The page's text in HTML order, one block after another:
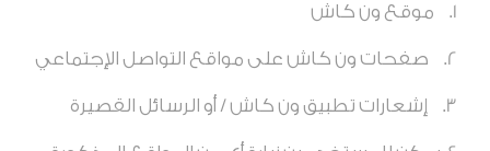
موقع ون كاش
صفحات ون كاش على مواقع التواصل الإجتماعي
إشعارات تطبيق ون كاش / أو الرسائل القصيرة